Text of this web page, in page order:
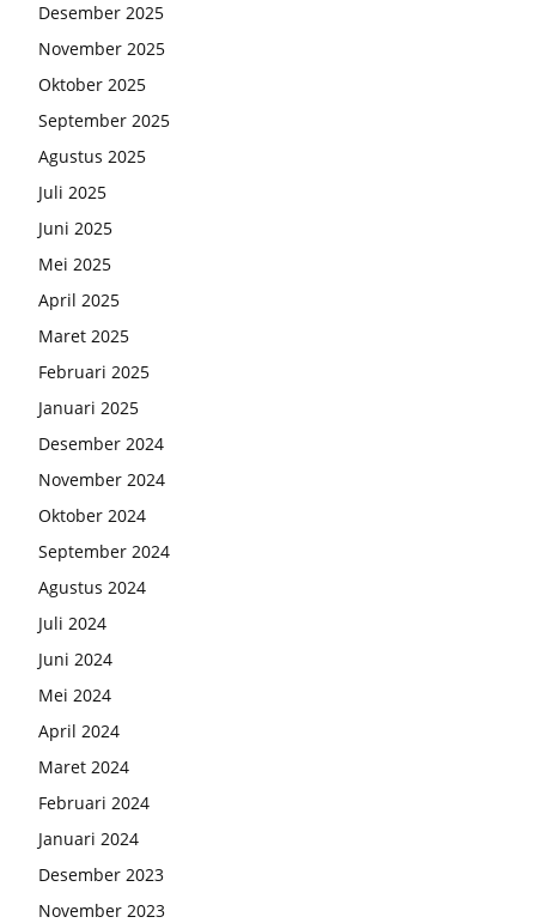
Desember 2025
November 2025
Oktober 2025
September 2025
Agustus 2025
Juli 2025
Juni 2025
Mei 2025
April 2025
Maret 2025
Februari 2025
Januari 2025
Desember 2024
November 2024
Oktober 2024
September 2024
Agustus 2024
Juli 2024
Juni 2024
Mei 2024
April 2024
Maret 2024
Februari 2024
Januari 2024
Desember 2023
November 2023